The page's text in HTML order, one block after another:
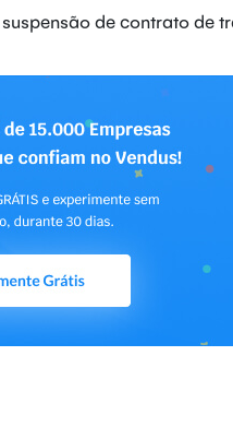
de contrato de